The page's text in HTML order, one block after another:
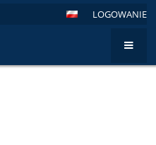
LOGOWANIE